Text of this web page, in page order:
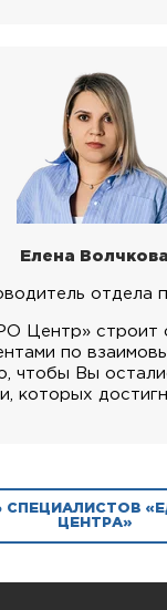
Елена Волчкова
отдела
Центр» строит
по
чтобы Вы
которых
СПЕЦИАЛИСТОВ
ЦЕНТРА»